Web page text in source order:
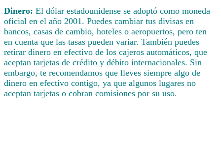
Dinero: El dólar estadounidense se adoptó como moneda
oficial en el año 2001. Puedes cambiar tus divisas en
bancos, casas de cambio, hoteles o aeropuertos, pero ten
en cuenta que las tasas pueden variar. También puedes
retirar dinero en efectivo de los cajeros automáticos, que
aceptan tarjetas de crédito y débito internacionales. Sin
embargo, te recomendamos que lleves siempre algo de
dinero en efectivo contigo, ya que algunos lugares no
aceptan tarjetas o cobran comisiones por su uso.